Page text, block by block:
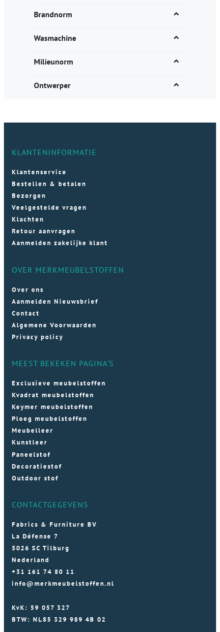
Brandnorm
Wasmachine
Milieunorm
Ontwerper
KLANTENINFORMATIE
Klantenservice
Bestellen & betalen
Bezorgen
Veelgestelde vragen
Klachten
Retour aanvragen
Aanmelden zakelijke klant
OVER MERKMEUBELSTOFFEN
Over ons
Aanmelden Nieuwsbrief
Contact
Algemene Voorwaarden
Privacy policy
MEEST BEKEKEN PAGINA'S
Exclusieve meubelstoffen
Kvadrat meubelstoffen
Keymer meubelstoffen
Ploeg meubelstoffen
Meubelleer
Kunstleer
Paneelstof
Decoratiestof
Outdoor stof
CONTACTGEGEVENS
Fabrics & Furniture BV
La Défense 7
5026 SC Tilburg
Nederland
+31 161 74 80 11
info@merkmeubelstoffen.nl
KvK: 59 057 327
BTW: NL85 329 989 4B 02